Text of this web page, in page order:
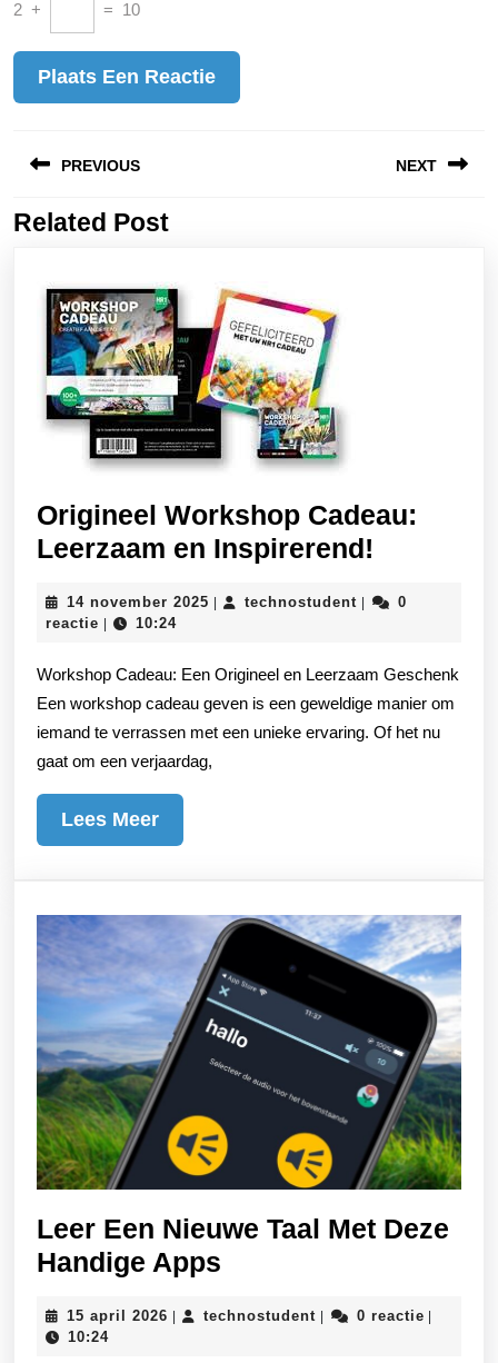
2 + = 10
navigatie
PREVIOUS
Vorig
NEXT
Related Post
Origineel Workshop Cadeau:
Leerzaam en Inspirerend!
Cadeau:
en
14 november 2025 14
| technostudent technostudent
|
0
reactie | 10:24
Workshop Cadeau: Een Origineel en Leerzaam Geschenk
Een workshop cadeau geven is een geweldige manier om
iemand te verrassen met een unieke ervaring. Of het nu
gaat om een verjaardag,
Lees MeerLees
Meer
Leer Een Nieuwe Taal Met Deze
Handige Apps
Nieuwe
15 april 2026 15
technostudent technostudent
0 reactie
10:24